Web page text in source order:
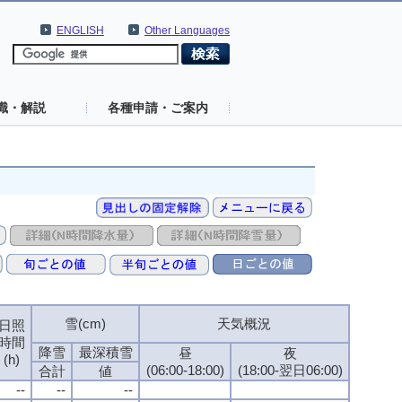
Other Languages
ENGLISH
・解説 各種申請・ご案内
日照
間
(h)
雪(cm) 天気概況
降雪 最深積雪
昼
(06:00-18:00)
夜
(18:00-翌日06:00)
合計
値
-- --
--
日照
間
(h)
雪(cm) 天気概況
降雪 最深積雪
昼
(06:00-18:00)
夜
(18:00-翌日06:00)
合計
値
-- --
--
日照
間
(h)
雪(cm) 天気概況
降雪 最深積雪
昼
(06:00-18:00)
夜
(18:00-翌日06:00)
合計
値
-- --
--
日照
間
(h)
雪(cm) 天気概況
降雪 最深積雪
昼
(06:00-18:00)
夜
(18:00-翌日06:00)
合計
値
-- --
--